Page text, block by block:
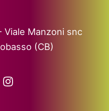
Viale Manzoni snc
(CB)